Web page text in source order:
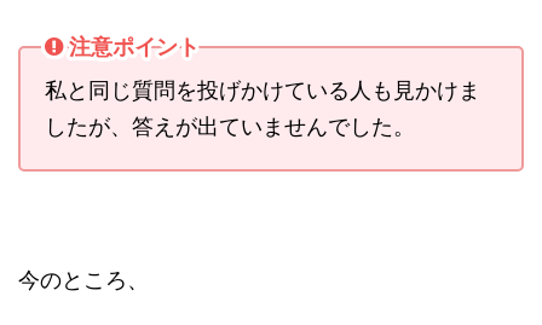
注意ポイント
私と同じ質問を投げかけている人も見かけま
したが、答えが出ていませんでした。
今のところ、